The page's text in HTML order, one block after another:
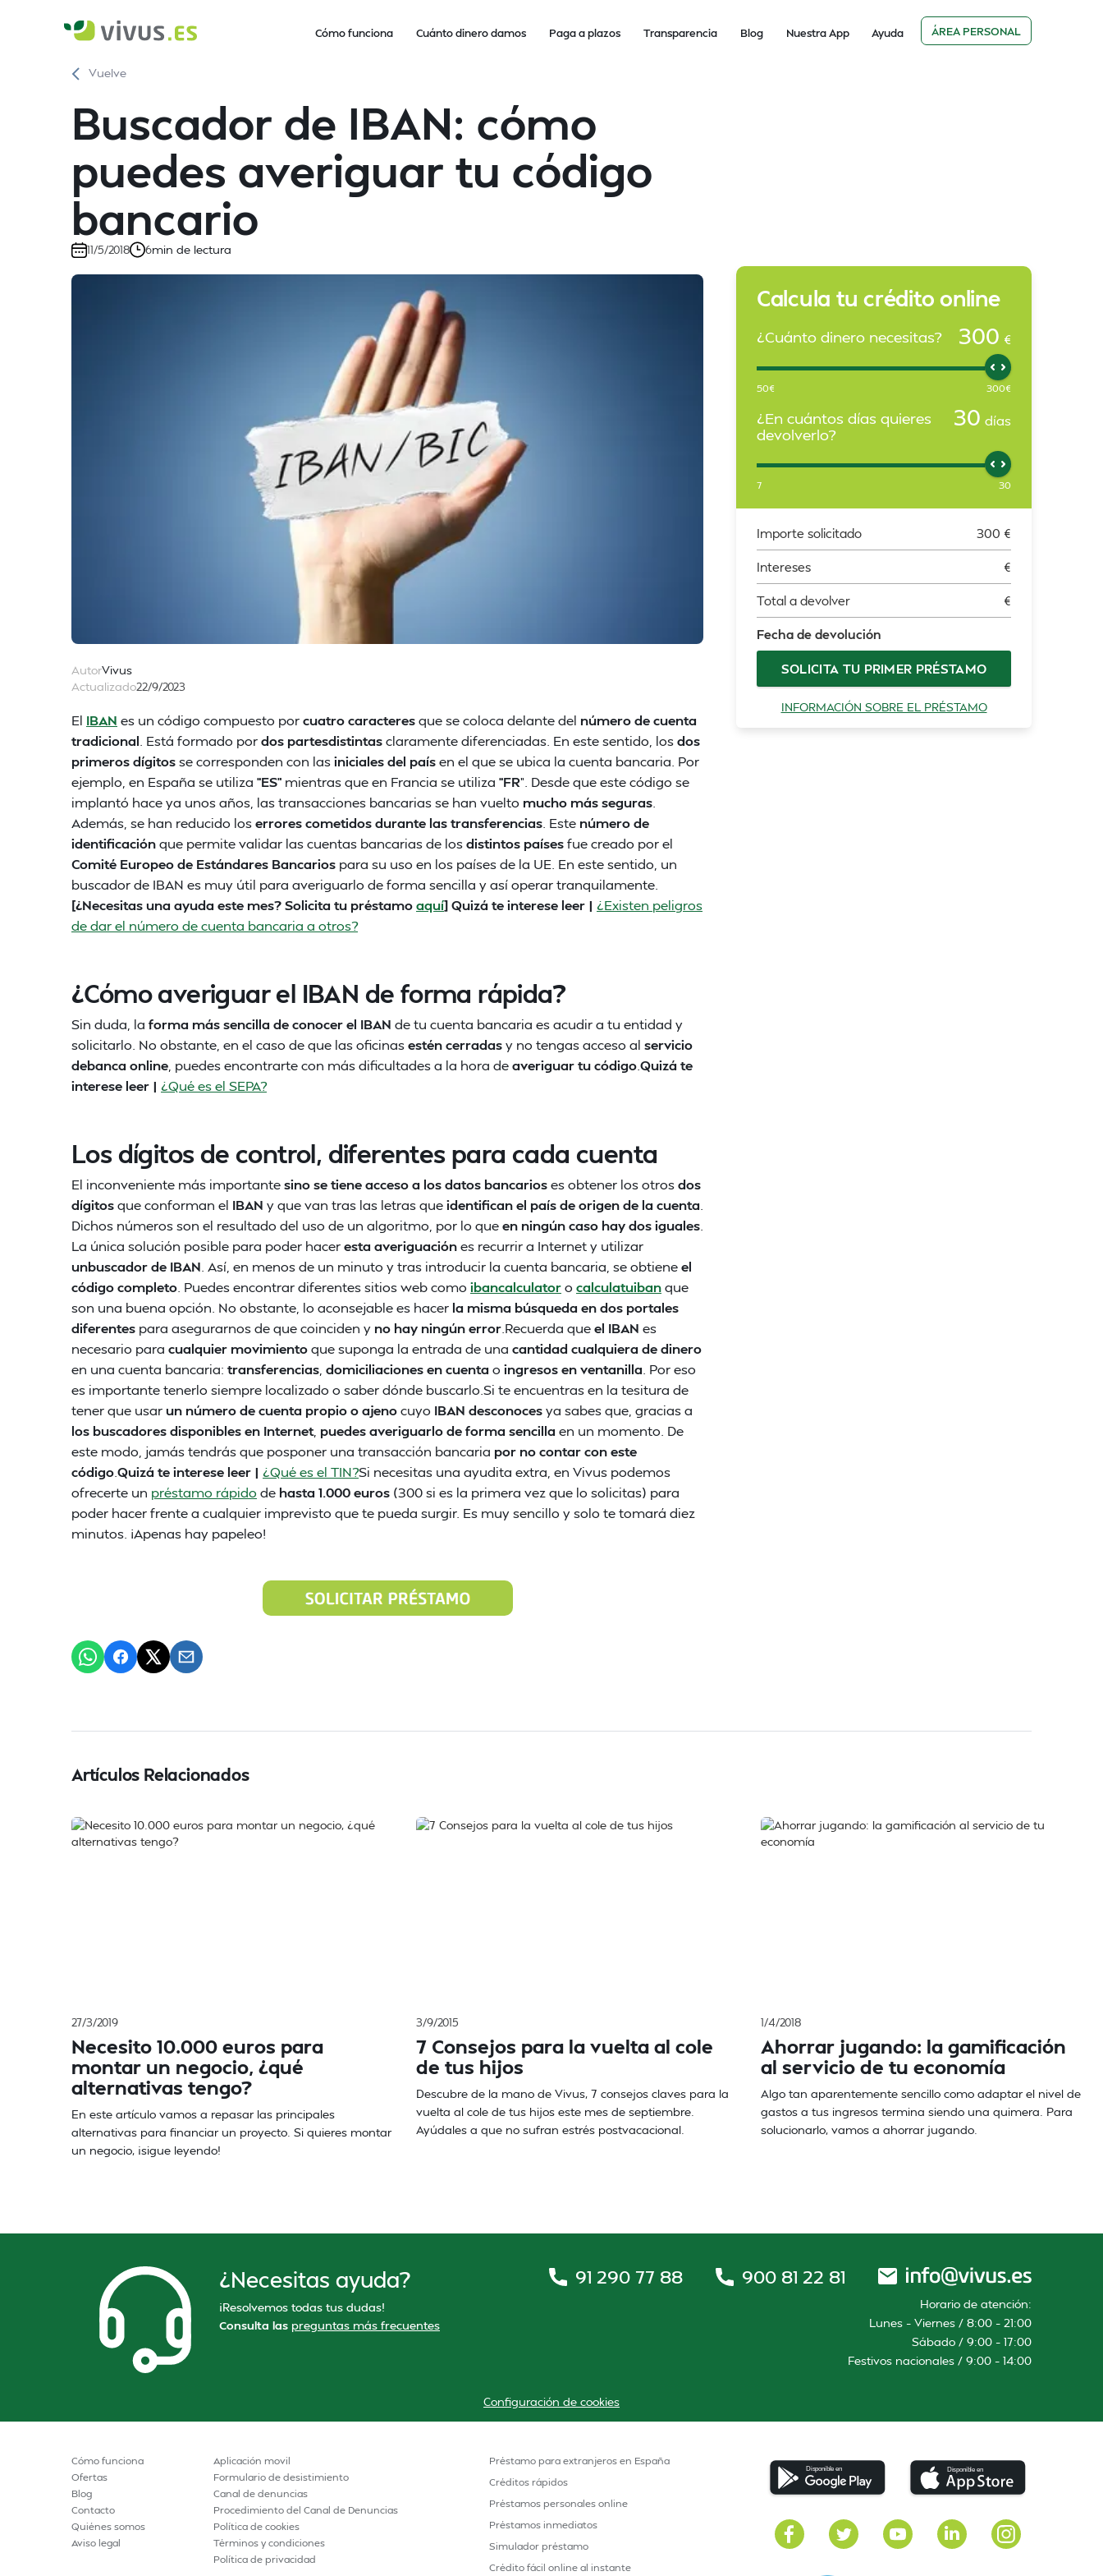
Cómo funciona Cuánto dinero damos Paga a plazos Transparencia Blog Nuestra App Ayuda ÁREA PERSONAL
Vuelve
Buscador de IBAN: cómo
puedes averiguar tu código
bancario
11/5/2018 6min de lectura
AutorVivus
Actualizado22/9/2023
El IBAN es un código compuesto porcuatro caracteresque se coloca delante del número de cuenta
tradicional . Está formado pordos partesdistintasclaramente diferenciadas. En este sentido, losdos
primeros dígitosse corresponden con lasiniciales del paísen el que se ubica la cuenta bancaria. Por
ejemplo, en España se utiliza “ES” mientras que en Francia se utiliza “FR”. Desde que este código se
implantó hace ya unos años, las transacciones bancarias se han vuelto mucho más seguras
Además, se han reducido loserrores cometidos durante las transferencias . Este número de
identificaciónque permite validar las cuentas bancarias de losdistintos paísesfue creado por el
Comité Europeo de Estándares Bancarios para su uso en los países de la UE. En este sentido, un
buscador de IBAN es muy útil para averiguarlo de forma sencilla y así operar tranquilamente.
[¿Necesitas una ayuda este mes? Solicita tu préstamoaquí] Quizá te interese leer | ¿Existen peligros
de dar el número de cuenta bancaria a otros?
¿Cómo averiguar el IBAN de forma rápida?
Sin duda, la forma más sencilla de conocer el IBAN de tu cuenta bancaria es acudir a tu entidad y
solicitarlo. No obstante, en el caso de que las oficinasestén cerradasy no tengas acceso al servicio
debanca online , puedes encontrarte con más dificultades a la hora deaveriguar tu códigoQuizá te
interese leer | ¿Qué es el SEPA?
Los dígitos de control, diferentes para cada cuenta
El inconveniente más importantesino se tiene acceso a los datos bancarioses obtener los otrosdos
dígitosque conforman el IBAN y que van tras las letras queidentifican el país de origen de la cuenta
Dichos números son el resultado del uso de un algoritmo, por lo queen ningún caso hay dos iguales
La única solución posible para poder haceresta averiguaciónes recurrir a Internet y utilizar
unbuscador de IBAN . Así, en menos de un minuto y tras introducir la cuenta bancaria, se obtieneel
código completo . Puedes encontrar diferentes sitios web como ibancalculatoro calculatuibanque
son una buena opción. No obstante, lo aconsejable es hacer la misma búsqueda en dos portales
diferentes para asegurarnos de que coinciden y no hay ningún error .Recuerda queel IBAN es
necesario para cualquier movimientoque suponga la entrada de una cantidad cualquiera de dinero
en una cuenta bancaria: transferencias domiciliaciones en cuenta o ingresos en ventanilla . Por eso
es importante tenerlo siempre localizado o saber dónde buscarlo.Si te encuentras en la tesitura de
tener que usarun número de cuenta propio o ajenocuyo IBAN desconocesya sabes que, gracias a
los buscadores disponibles en Internet, puedes averiguarlo de forma sencilla en un momento. De
este modo, jamás tendrás que posponer una transacción bancaria por no contar con este
códigoQuizá te interese leer | ¿Qué es el TIN?Si necesitas una ayudita extra, en Vivus podemos
ofrecerte un préstamo rápido de hasta 1.000 euros (300 si es la primera vez que lo solicitas) para
poder hacer frente a cualquier imprevisto que te pueda surgir. Es muy sencillo y solo te tomará diez
minutos. ¡Apenas hay papeleo!
Calcula tu crédito online
¿Cuánto dinero necesitas? 300 €
50€ 300€
¿En cuántos días quieres
devolverlo?
30 días
7 30
Importe solicitado 300 €
Intereses €
Total a devolver €
Fecha de devolución
SOLICITA TU PRIMER PRÉSTAMO
INFORMACIÓN SOBRE EL PRÉSTAMO
Artículos Relacionados
27/3/2019
Necesito 10.000 euros para
montar un negocio, ¿qué
alternativas tengo?
En este artículo vamos a repasar las principales
alternativas para financiar un proyecto. Si quieres montar
un negocio, ¡sigue leyendo!
3/9/2015
7 Consejos para la vuelta al cole
de tus hijos
Descubre de la mano de Vivus, 7 consejos claves para la
vuelta al cole de tus hijos este mes de septiembre.
Ayúdales a que no sufran estrés postvacacional.
1/4/2018
Ahorrar jugando: la gamificación
al servicio de tu economía
Algo tan aparentemente sencillo como adaptar el nivel de
gastos a tus ingresos termina siendo una quimera. Para
solucionarlo, vamos a ahorrar jugando.
¿Necesitas ayuda?
¡Resolvemos todas tus dudas!
Consulta las preguntas más frecuentes
91 290 77 88 900 81 22 81
Horario de atención:
Lunes – Viernes / 8:00 – 21:00
Sábado / 9:00 – 17:00
Festivos nacionales / 9:00 – 14:00
Configuración de cookies
Cómo funciona
Ofertas
Blog
Contacto
Quiénes somos
Aviso legal
Aplicación movil
Formulario de desistimiento
Canal de denuncias
Procedimiento del Canal de Denuncias
Política de cookies
Términos y condiciones
Política de privacidad
Préstamo para extranjeros en España
Créditos rápidos
Préstamos personales online
Préstamos inmediatos
Simulador préstamo
Crédito fácil online al instante